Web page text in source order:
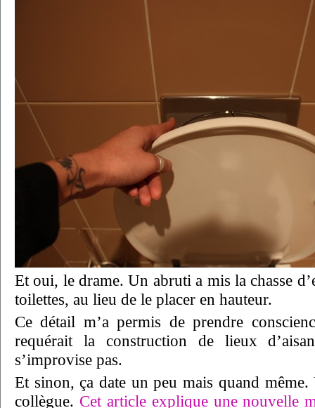
Et oui, le drame. Un abruti a mis la chasse
toilettes, au lieu de le placer en hauteur.
Ce détail m’a permis de prendre
requérait la construction de lieux
s’improvise pas.
Et sinon, ça date un peu mais quand
collègue. Cet article explique une nouvelle